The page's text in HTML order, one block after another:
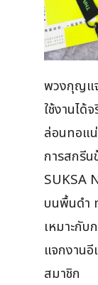
พวงกุญแ
ใช้งานได้
ล่อนทอแ
การสกรี
SUKSA
บนพื้นดำ
เหมาะกับ
แจกงาน
สมาชิก